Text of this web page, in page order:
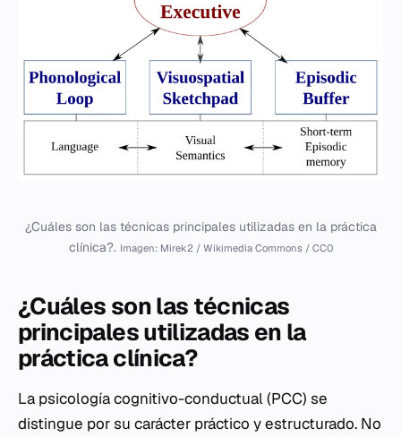
¿Cuáles son las técnicas principales utilizadas en la práctica
clínica?. Imagen: Mirek2 / Wikimedia Commons / CC0
¿Cuáles son las técnicas
principales utilizadas en la
práctica clínica?
La psicología cognitivo-conductual (PCC) se
distingue por su carácter práctico y estructurado. No